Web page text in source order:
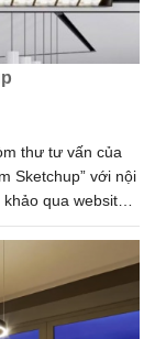
thư tư vấn của
Sketchup” với nội
qua website
ray nam châm
mẫu đèn này
thêm được không